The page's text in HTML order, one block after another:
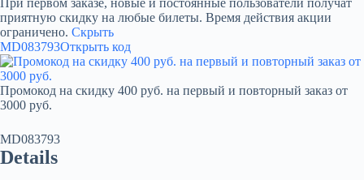
приятную скидку на любые билеты. Время действия акции
ограничено. Скрыть
MD083793Открыть код
Промокод на скидку 400 руб. на первый и повторный заказ от
3000 руб.
MD083793
Details